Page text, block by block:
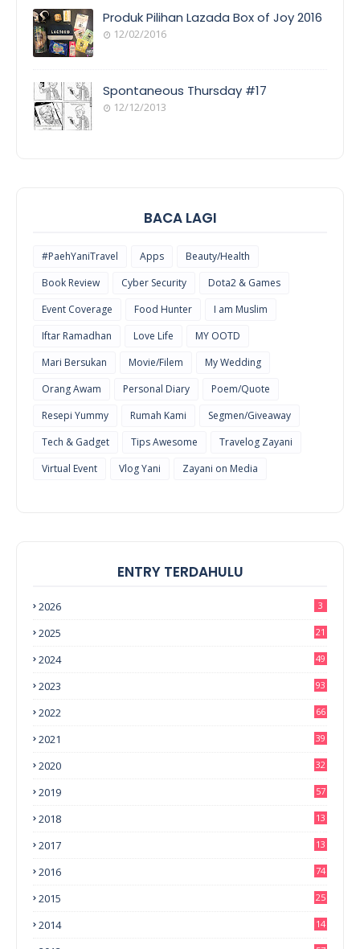
COVERAGE
THINGS
Produk Pilihan Lazada Box of Joy 2016
12/02/2016
Spontaneous Thursday #17
12/12/2013
BACA LAGI
#PaehYaniTravel Apps
Beauty/Health
Book Review
Cyber Security
Dota2 & Games
Event Coverage
Food Hunter
I am Muslim
Iftar Ramadhan
Love Life
MY OOTD
Mari Bersukan
Movie/Filem
My Wedding
Orang Awam
Personal Diary
Poem/Quote
Resepi Yummy
Rumah Kami
Segmen/Giveaway
Tech & Gadget
Tips Awesome
Travelog Zayani
Virtual Event
Vlog Yani Zayani on Media
ENTRY TERDAHULU
2026 3
2025 21
2024 49
2023 93
2022 66
2021 39
2020 32
2019 57
2018
13
2017
13
2016 74
2015 25
2014
14